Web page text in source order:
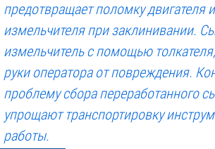
предотвращает поломку двигателя
измельчителя при заклинивании.
измельчитель с помощью
руки оператора от повреждения.
проблему сбора переработанного
упрощают транспортировку
работы.